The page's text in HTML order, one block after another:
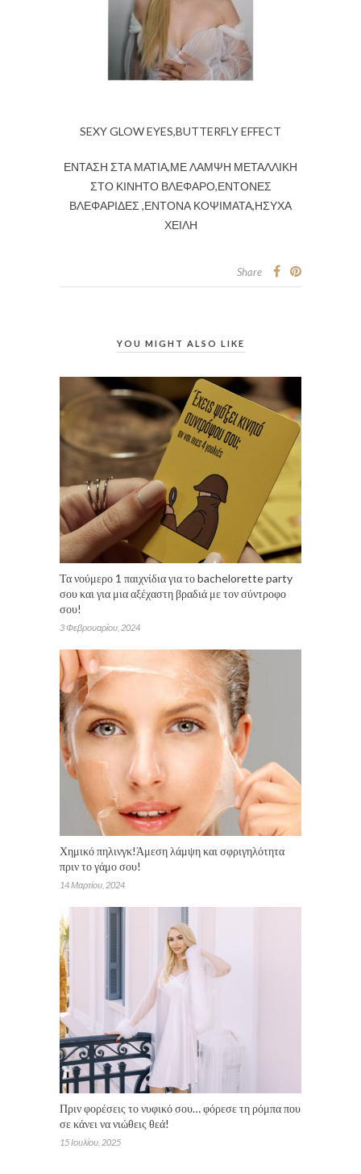
SEXY GLOW EYES,BUTTERFLY EFFECT
ΕΝΤΑΣΗ ΣΤΑ ΜΑΤΙΑ,ΜΕ ΛΑΜΨΗ ΜΕΤΑΛΛΙΚΗ
ΣΤΟ ΚΙΝΗΤΟ ΒΛΕΦΑΡΟ,ΕΝΤΟΝΕΣ
ΒΛΕΦΑΡΙΔΕΣ ,ΕΝΤΟΝΑ ΚΟΨΙΜΑΤΑ,ΗΣΥΧΑ
ΧΕΙΛΗ
Share
YOU MIGHT ALSO LIKE
Τα νούμερο 1 παιχνίδια για το bachelorette party
σου και για μια αξέχαστη βραδιά με τον σύντροφο
σου!
3 Φεβρουαρίου, 2024
Χημικό πηλινγκ!Άμεση λάμψη και σφριγηλότητα
πριν το γάμο σου!
14 Μαρτίου, 2024
Πριν φορέσεις το νυφικό σου… φόρεσε τη ρόμπα που
σε κάνει να νιώθεις θεά!
15 Ιουλίου, 2025